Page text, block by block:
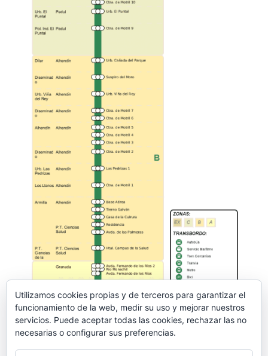
Utilizamos cookies propias y de terceros para garantizar el
funcionamiento de la web, medir su uso y mejorar nuestros
servicios. Puede aceptar todas las cookies, rechazar las no
necesarias o configurar sus preferencias.